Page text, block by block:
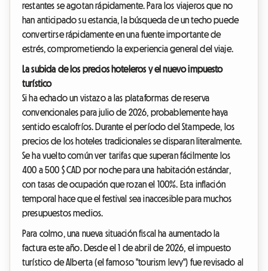
restantes se agotan rápidamente. Para los viajeros que no
han anticipado su estancia, la búsqueda de un techo puede
convertirse rápidamente en una fuente importante de
estrés, comprometiendo la experiencia general del viaje.
La subida de los precios hoteleros y el nuevo impuesto
turístico
Si ha echado un vistazo a las plataformas de reserva
convencionales para julio de 2026, probablemente haya
sentido escalofríos. Durante el período del Stampede, los
precios de los hoteles tradicionales se disparan literalmente.
Se ha vuelto común ver tarifas que superan fácilmente los
400 a 500 $ CAD por noche para una habitación estándar,
con tasas de ocupación que rozan el 100%. Esta inflación
temporal hace que el festival sea inaccesible para muchos
presupuestos medios.
Para colmo, una nueva situación fiscal ha aumentado la
factura este año. Desde el 1 de abril de 2026, el impuesto
turístico de Alberta (el famoso "tourism levy") fue revisado al